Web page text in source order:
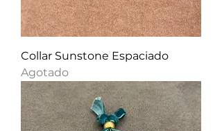
Collar Sunstone Espaciado
Agotado